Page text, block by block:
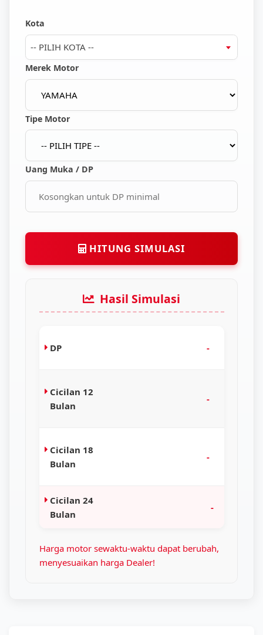
Kota
-- PILIH KOTA --
Merek Motor
Tipe Motor
Uang Muka / DP
HITUNG SIMULASI
Hasil Simulasi
DP -
Cicilan 12
Bulan
-
Cicilan 18
Bulan
-
Cicilan 24
Bulan
-
Harga motor sewaktu-waktu dapat berubah,
menyesuaikan harga Dealer!